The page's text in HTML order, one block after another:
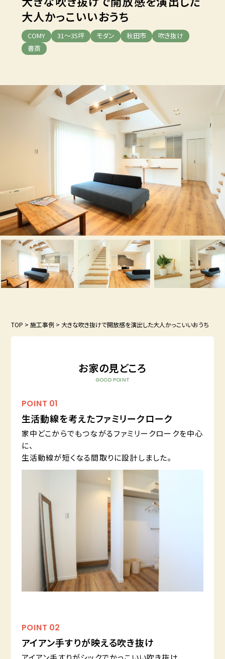
大人かっこいいおうち
COMY 31～35坪 モダン 秋田市
吹き抜け
書斎
TOP >施工事例 > 大きな吹き抜けで開放感を演出した大人かっこいいおうち
お家の見どころ
GOOD POINT
POINT 01
生活動線を考えたファミリークローク
家中どこからでもつながるファミリークロークを中心
に、
生活動線が短くなる間取りに設計しました。
POINT 02
アイアン手すりが映える吹き抜け